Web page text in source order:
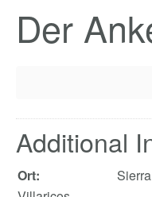
Der
Additional
Ort: